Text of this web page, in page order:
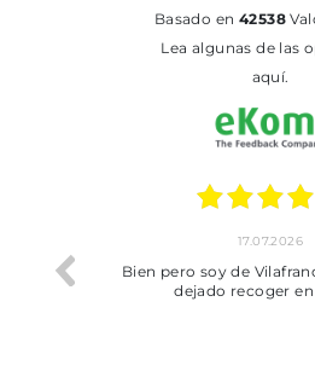
basado en 42538
Lea algunas de las opiniones
aquí.
trobat
17.07.2026
Bien pero soy de
dejado recoger